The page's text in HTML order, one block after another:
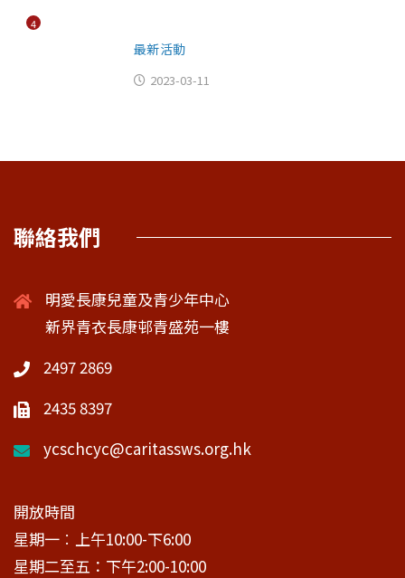
4
最新活動
2023-03-11
聯絡我們
明愛長康兒童及青少年中心
新界青衣長康邨青盛苑一樓
2497 2869
2435 8397
ycschcyc@caritassws.org.hk
開放時間
星期一︰上午10:00-下6:00
星期二至五：下午2:00-10:00